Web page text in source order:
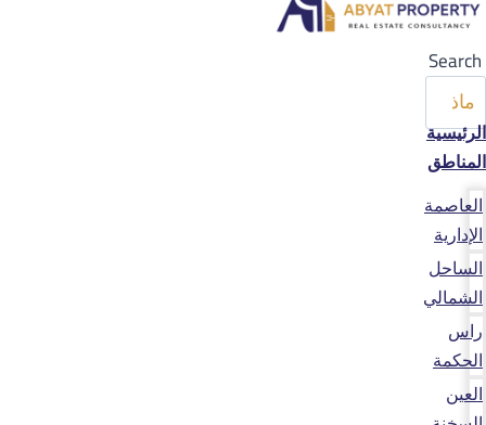
Search
الرئيسية
المناطق
العاصمة
الإدارية
الساحل
الشمالي
راس
الحكمة
العين